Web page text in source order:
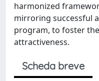
harmonized
mirroring successful
program, to foster
attractiveness.
Scheda breve